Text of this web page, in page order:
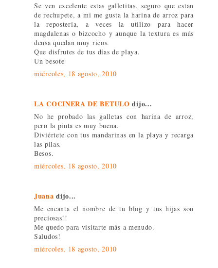
Se ven excelente estas galletitas, seguro que estan
de rechupete, a mi me gusta la harina de arroz para
la reposteria, a veces la utilizo para hacer
magdalenas o bizcocho y aunque la textura es más
densa quedan muy ricos.
Que disfrutes de tus días de playa.
Un besote
miércoles, 18 agosto, 2010
LA COCINERA DE BETULO dijo...
No he probado las galletas con harina de arroz,
pero la pinta es muy buena.
Diviértete con tus mandarinas en la playa y recarga
las pilas.
Besos.
miércoles, 18 agosto, 2010
Juana dijo...
Me encanta el nombre de tu blog y tus hijas son
preciosas!!
Me quedo para visitarte más a menudo.
Saludos!
miércoles, 18 agosto, 2010